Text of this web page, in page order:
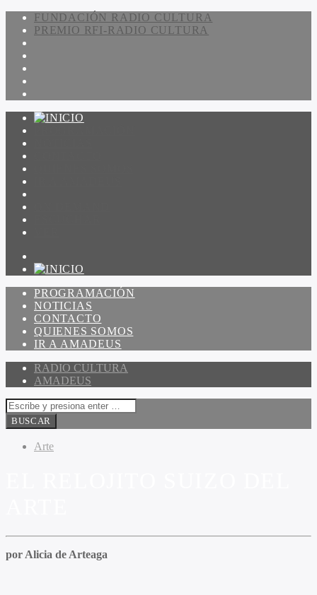
FUNDACIÓN RADIO CULTURA
PREMIO RFI-RADIO CULTURA
PROGRAMACIÓN
NOTICIAS
CONTACTO
QUIENES SOMOS
IR A AMADEUS
RADIO CULTURA
AMADEUS
Arte
por Alicia de Arteaga